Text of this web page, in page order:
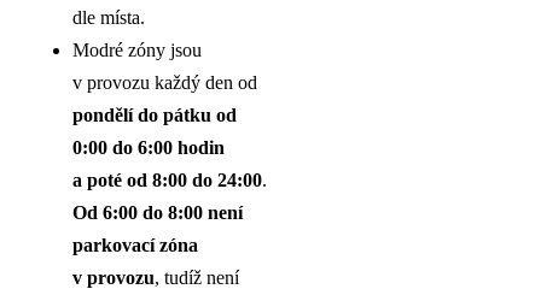
dle místa.
Modré zóny jsou
v provozu každý den od
pondělí do pátku od
0:00 do 6:00 hodin
a poté od 8:00 do 24:00.
Od 6:00 do 8:00 není
parkovací zóna
v provozu, tudíž není